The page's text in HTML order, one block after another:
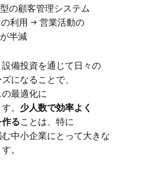
の​顧客管理システム​
の​利用 → 営業活動の​
半減
備投資を​通じて​日々の​
に​なる​ことで、​
最適化に​
。 ​少人数で​効率よく​
る​ことは、​特に​
む中​小企業に​とって​大きな​
。